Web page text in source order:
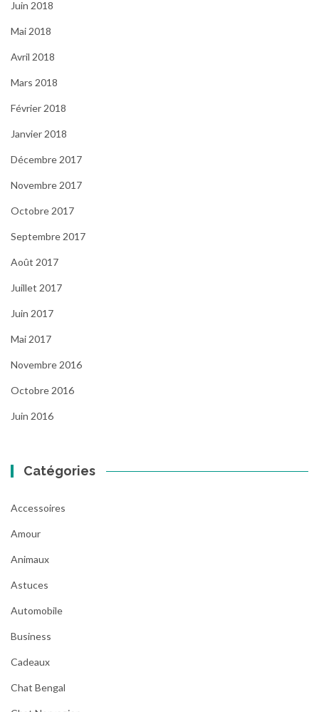
Juin 2018
Mai 2018
Avril 2018
Mars 2018
Février 2018
Janvier 2018
Décembre 2017
Novembre 2017
Octobre 2017
Septembre 2017
Août 2017
Juillet 2017
Juin 2017
Mai 2017
Novembre 2016
Octobre 2016
Juin 2016
Catégories
Accessoires
Amour
Animaux
Astuces
Automobile
Business
Cadeaux
Chat Bengal